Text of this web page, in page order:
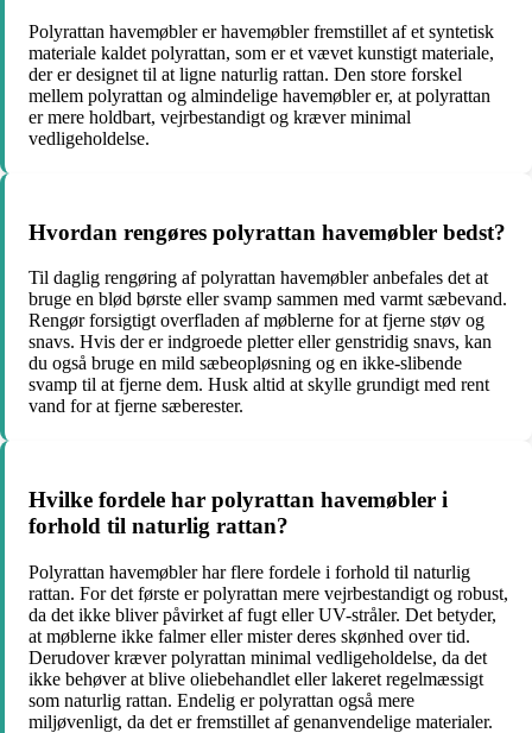
Polyrattan havemøbler er havemøbler fremstillet af et syntetisk
materiale kaldet polyrattan, som er et vævet kunstigt materiale,
der er designet til at ligne naturlig rattan. Den store forskel
mellem polyrattan og almindelige havemøbler er, at polyrattan
er mere holdbart, vejrbestandigt og kræver minimal
vedligeholdelse.
Hvordan rengøres polyrattan havemøbler bedst?
Til daglig rengøring af polyrattan havemøbler anbefales det at
bruge en blød børste eller svamp sammen med varmt sæbevand.
Rengør forsigtigt overfladen af møblerne for at fjerne støv og
snavs. Hvis der er indgroede pletter eller genstridig snavs, kan
du også bruge en mild sæbeopløsning og en ikke-slibende
svamp til at fjerne dem. Husk altid at skylle grundigt med rent
vand for at fjerne sæberester.
Hvilke fordele har polyrattan havemøbler i
forhold til naturlig rattan?
Polyrattan havemøbler har flere fordele i forhold til naturlig
rattan. For det første er polyrattan mere vejrbestandigt og robust,
da det ikke bliver påvirket af fugt eller UV-stråler. Det betyder,
at møblerne ikke falmer eller mister deres skønhed over tid.
Derudover kræver polyrattan minimal vedligeholdelse, da det
ikke behøver at blive oliebehandlet eller lakeret regelmæssigt
som naturlig rattan. Endelig er polyrattan også mere
miljøvenligt, da det er fremstillet af genanvendelige materialer.